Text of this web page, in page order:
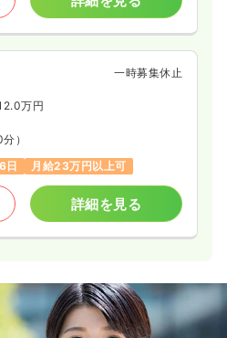
一時募集休止
万円
）
日 月給23万円以上可
詳細を見る